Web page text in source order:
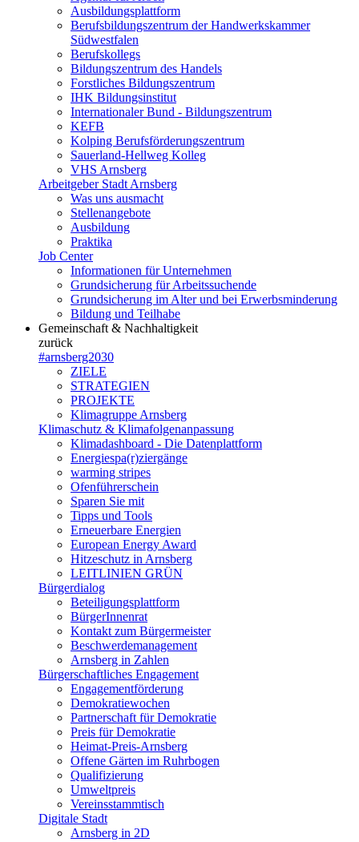
Ausbildungsplattform
Berufsbildungszentrum der Handwerkskammer
Südwestfalen
Berufskollegs
Bildungszentrum des Handels
Forstliches Bildungszentrum
IHK Bildungsinstitut
Internationaler Bund - Bildungszentrum
KEFB
Kolping Berufsförderungszentrum
Sauerland-Hellweg Kolleg
VHS Arnsberg
Arbeitgeber Stadt Arnsberg
Was uns ausmacht
Stellenangebote
Ausbildung
Praktika
Job Center
Informationen für Unternehmen
Grundsicherung für Arbeitssuchende
Grundsicherung im Alter und bei Erwerbsminderung
Bildung und Teilhabe
Gemeinschaft & Nachhaltigkeit
zurück
#arnsberg2030
ZIELE
STRATEGIEN
PROJEKTE
Klimagruppe Arnsberg
Klimaschutz & Klimafolgenanpassung
Klimadashboard - Die Datenplattform
Energiespa(r)ziergänge
warming stripes
Ofenführerschein
Sparen Sie mit
Tipps und Tools
Erneuerbare Energien
European Energy Award
Hitzeschutz in Arnsberg
LEITLINIEN GRÜN
Bürgerdialog
Beteiligungsplattform
BürgerInnenrat
Kontakt zum Bürgermeister
Beschwerdemanagement
Arnsberg in Zahlen
Bürgerschaftliches Engagement
Engagementförderung
Demokratiewochen
Partnerschaft für Demokratie
Preis für Demokratie
Heimat-Preis-Arnsberg
Offene Gärten im Ruhrbogen
Qualifizierung
Umweltpreis
Vereinsstammtisch
Digitale Stadt
Arnsberg in 2D